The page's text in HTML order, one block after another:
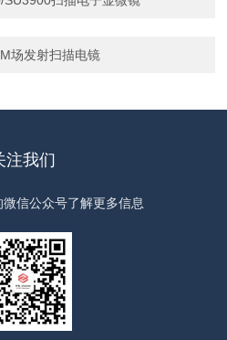
场发射扫描电镜
注我们
信公众号了解更多信息